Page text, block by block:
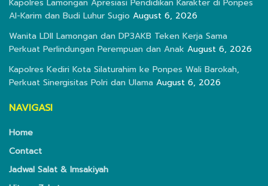
Kapolres Lamongan Apresiasi Pendidikan Karakter di Ponpes
Al-Karim dan Budi Luhur Sugio August 6, 2026
Wanita LDII Lamongan dan DP3AKB Teken Kerja Sama
Perkuat Perlindungan Perempuan dan Anak August 6, 2026
Kapolres Kediri Kota Silaturahim ke Ponpes Wali Barokah,
Perkuat Sinergisitas Polri dan Ulama August 6, 2026
NAVIGASI
Home
Contact
Jadwal Salat & Imsakiyah